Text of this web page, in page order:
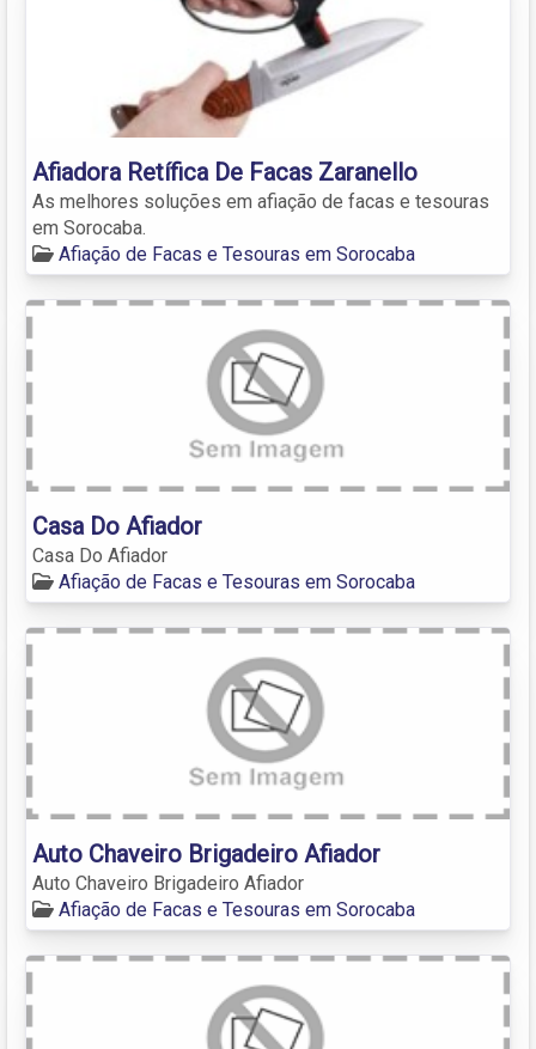
Afiadora Retífica De Facas Zaranello
As melhores soluções em afiação de facas e tesouras
em Sorocaba.
Afiação de Facas e Tesouras em Sorocaba
Casa Do Afiador
Casa Do Afiador
Afiação de Facas e Tesouras em Sorocaba
Auto Chaveiro Brigadeiro Afiador
Auto Chaveiro Brigadeiro Afiador
Afiação de Facas e Tesouras em Sorocaba